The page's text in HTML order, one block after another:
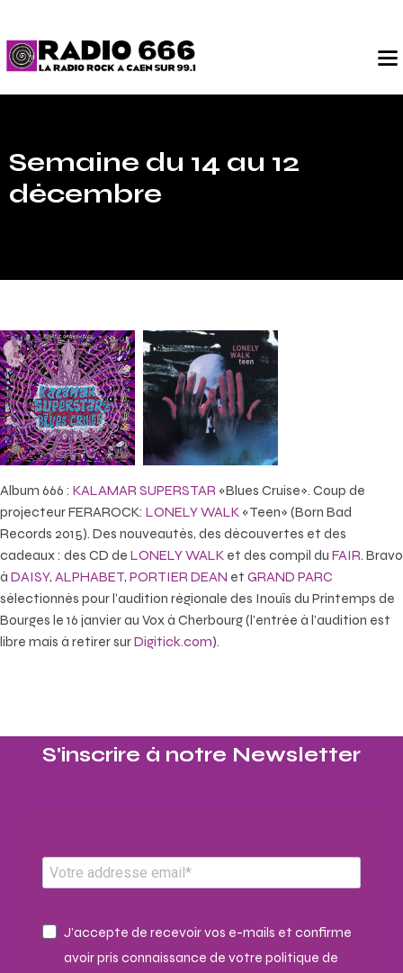
Semaine du 14 au 12
décembre
Album 666 : KALAMAR SUPERSTAR «Blues Cruise». Coup de
projecteur FERAROCK: LONELY WALK «Teen» (Born Bad
Records 2015). Des nouveautés, des découvertes et des
cadeaux : des CD de LONELY WALK et des compil du FAIR. Bravo
à DAISY, ALPHABET, PORTIER DEAN et GRAND PARC
sélectionnés pour l’audition régionale des Inouïs du Printemps de
Bourges le 16 janvier au Vox à Cherbourg (l’entrée à l’audition est
libre mais à retirer surDigitick.com).
S'inscrire à notre Newsletter​
J'accepte de recevoir vos e-mails et confirme
avoir pris connaissance de votre politique de